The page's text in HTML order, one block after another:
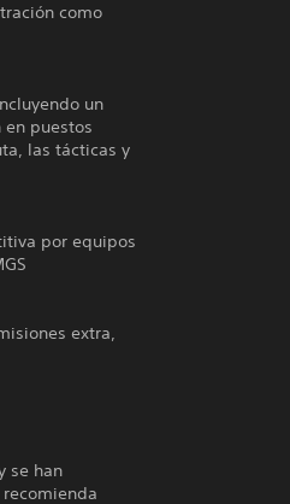
como
un
puestos
las tácticas y
por equipos
extra,
se han